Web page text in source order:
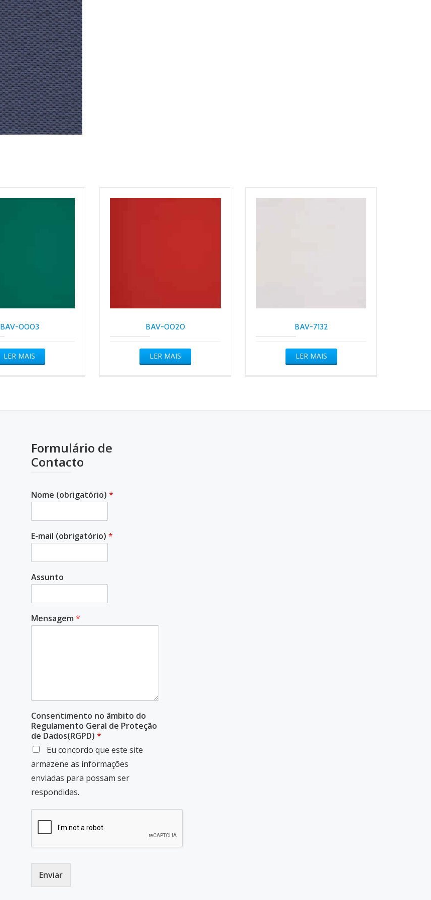
BAV-0003
LER MAIS
BAV-0020
LER MAIS
BAV-7132
LER MAIS
Formulário de
Contacto
Nome (obrigatório) *
E-mail (obrigatório) *
Assunto
Mensagem *
Consentimento no âmbito do
Regulamento Geral de Proteção
de Dados(RGPD) *
Eu concordo que este site
armazene as informações
enviadas para possam ser
respondidas.
Enviar